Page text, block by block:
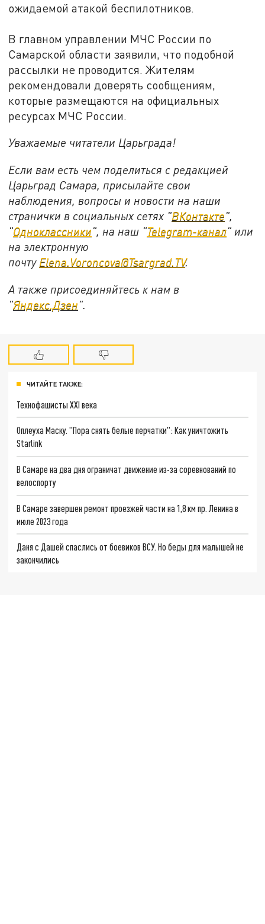
ожидаемой атакой беспилотников.
В главном управлении МЧС России по
Самарской области заявили, что подобной
рассылки не проводится. Жителям
рекомендовали доверять сообщениям,
которые размещаются на официальных
ресурсах МЧС России.
Уважаемые читатели Царьграда!
Если вам есть чем поделиться с редакцией
Царьград Самара, присылайте свои
наблюдения, вопросы и новости на наши
странички в социальных сетях "ВКонтакте",
"Одноклассники", на наш "Telegram-канал" или
на электронную
почту Elena.Voroncova@Tsargrad.TV.
А также присоединяйтесь к нам в
"Яндекс.Дзен".
ЧИТАЙТЕ ТАКЖЕ:
Технофашисты XXI века
Оплеуха Маску. "Пора снять белые перчатки": Как уничтожить
Starlink
В Самаре на два дня ограничат движение из-за соревнований по
велоспорту
В Самаре завершен ремонт проезжей части на 1,8 км пр. Ленина в
июле 2023 года
Даня с Дашей спаслись от боевиков ВСУ. Но беды для малышей не
закончились